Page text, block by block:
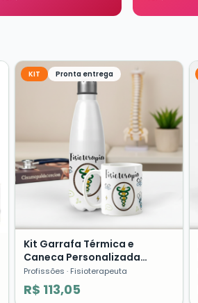
KIT Pronta entrega
Kit Garrafa Térmica e
Caneca Personalizada
Fisioterapia Profissões
Presente
Profissões · Fisioterapeuta
R$ 113,05